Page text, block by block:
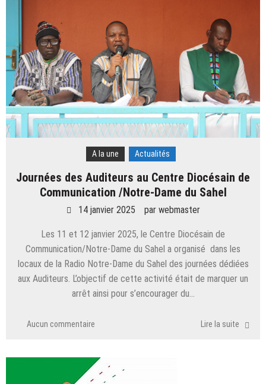
A la une Actualités
Journées des Auditeurs au Centre Diocésain de
Communication /Notre-Dame du Sahel
14 janvier 2025 par webmaster
Les 11 et 12 janvier 2025, le Centre Diocésain de
Communication/Notre-Dame du Sahel a organisé dans les
locaux de la Radio Notre-Dame du Sahel des journées dédiées
aux Auditeurs. L’objectif de cette activité était de marquer un
arrêt ainsi pour s’encourager du…
Aucun commentaire Lire la suite